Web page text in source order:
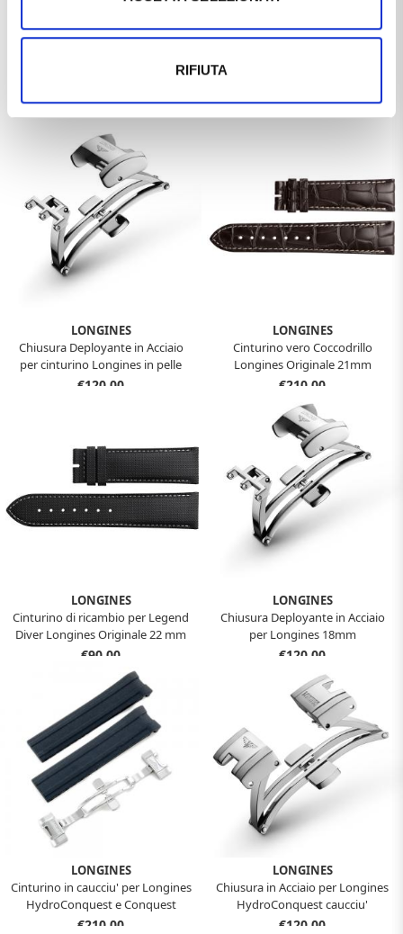
RIFIUTA
€90,00
cinturino Longines Legend Diver
L649124616
LONGINES
Chiusura Deployante in Acciaio
per cinturino Longines in pelle
€120,00
LONGINES
Cinturino vero Coccodrillo
Longines Originale 21mm
€210,00
LONGINES
Cinturino di ricambio per Legend
Diver Longines Originale 22 mm
€90,00
LONGINES
Chiusura Deployante in Acciaio
per Longines 18mm
€120,00
LONGINES
Cinturino in caucciu' per Longines
HydroConquest e Conquest
€210,00
LONGINES
Chiusura in Acciaio per Longines
HydroConquest caucciu'
€120,00